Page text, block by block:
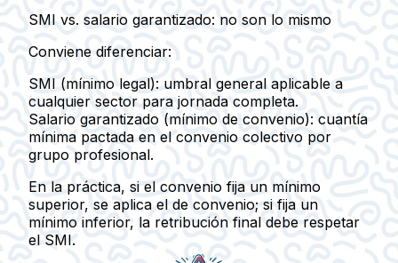
SMI vs. salario garantizado: no son lo mismo
Conviene diferenciar:
SMI (mínimo legal): umbral general aplicable a
cualquier sector para jornada completa.
Salario garantizado (mínimo de convenio): cuantía
mínima pactada en el convenio colectivo por
grupo profesional.
En la práctica, si el convenio fija un mínimo
superior, se aplica el de convenio; si fija un
mínimo inferior, la retribución final debe respetar
el SMI.